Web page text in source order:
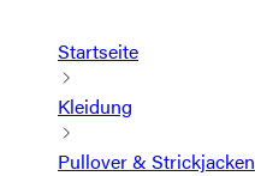
Startseite
Kleidung
Pullover & Strickjacken